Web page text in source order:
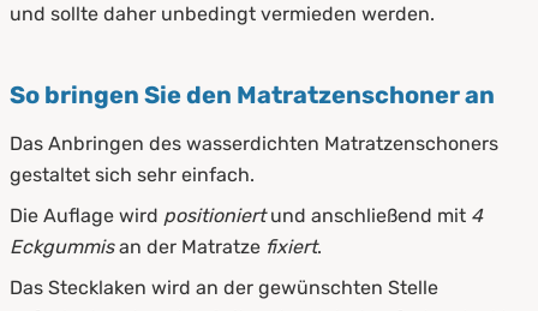
und sollte daher unbedingt vermieden werden.
So bringen Sie den Matratzenschoner an
Das Anbringen des wasserdichten Matratzenschoners
gestaltet sich sehr einfach.
Die Auflage wird positioniertund anschließend mit 4
Eckgummisan der Matratze fixiert.
Das Stecklaken wird an der gewünschten Stelle